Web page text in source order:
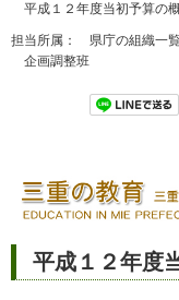
平成１２年度当初予算の
担当所属： 県庁の組織
企画調整班
平成１２年度